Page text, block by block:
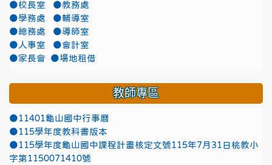
●校長室
●教務處
●學務處
●輔導室
●總務處
●導師室
●人事室
●會計室
●家長會
●場地租借
教師專區
●11401龜山國中行事曆
●115學年度教科書版本
●115學年度龜山國中課程計畫核定文號115年7月31日桃教小
字第1150071410號